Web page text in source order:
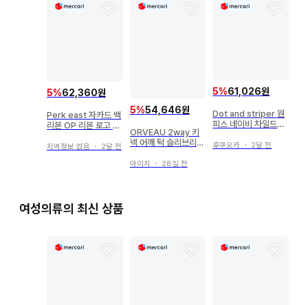
5%62,360원
Perk east 자카드 백
리본 OP 리본 로고 원
지역정보 없음 ・ 2달 전
5%54,646원
ORVEAU 2way 키
넥 어깨 턱 슬리브리스
아이치 ・ 28일 전
5%61,026원
Dot and striper 원
피스 네이비 차일드우
후쿠오카 ・ 2달 전
여성의류의 최신 상품